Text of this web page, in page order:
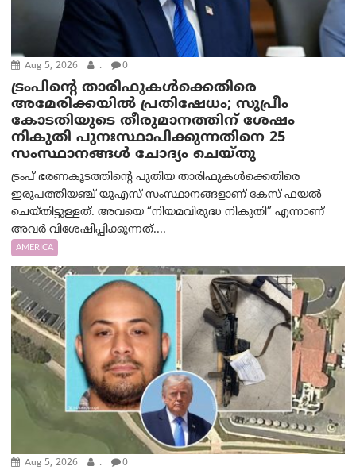
Aug 5, 2026 . 0
ട്രംപിന്റെ താരിഫുകൾക്കെതിരെ
അമേരിക്കയില്‍ പ്രതിഷേധം; സുപ്രീം
കോടതിയുടെ തീരുമാനത്തിന് ശേഷം
നികുതി പുനഃസ്ഥാപിക്കുന്നതിനെ 25
സംസ്ഥാനങ്ങൾ ചോദ്യം ചെയ്തു
ട്രംപ് ഭരണകൂടത്തിന്റെ പുതിയ താരിഫുകൾക്കെതിരെ
ഇരുപത്തിയഞ്ച് യുഎസ് സംസ്ഥാനങ്ങളാണ് കേസ് ഫയൽ
ചെയ്തിട്ടുള്ളത്. അവയെ “നിയമവിരുദ്ധ നികുതി” എന്നാണ്
അവര്‍ വിശേഷിപ്പിക്കുന്നത്....
AMERICA
Aug 5, 2026 . 0